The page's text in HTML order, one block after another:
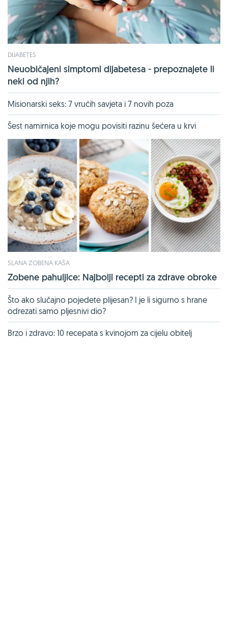
DIJABETES
Neuobičajeni simptomi dijabetesa - prepoznajete li
neki od njih?
Misionarski seks: 7 vrućih savjeta i 7 novih poza
Šest namirnica koje mogu povisiti razinu šećera u krvi
SLANA ZOBENA KAŠA
Zobene pahuljice: Najbolji recepti za zdrave obroke
Što ako slučajno pojedete plijesan? I je li sigurno s hrane
odrezati samo pljesnivi dio?
Brzo i zdravo: 10 recepata s kvinojom za cijelu obitelj